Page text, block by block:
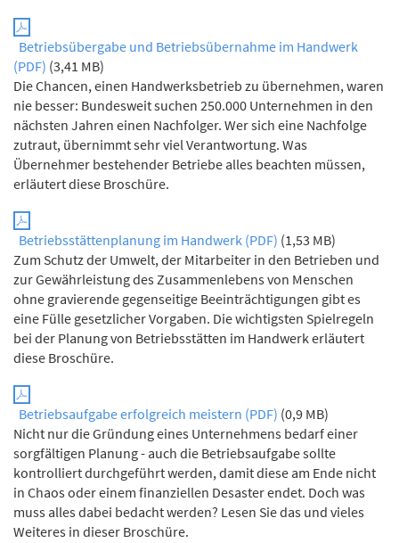
Betriebsübergabe und Betriebsübernahme im Handwerk
(PDF) (3,41 MB)
Die Chancen, einen Handwerksbetrieb zu übernehmen, waren
nie besser: Bundesweit suchen 250.000 Unternehmen in den
nächsten Jahren einen Nachfolger. Wer sich eine Nachfolge
zutraut, übernimmt sehr viel Verantwortung. Was
Übernehmer bestehender Betriebe alles beachten müssen,
erläutert diese Broschüre.
Betriebsstättenplanung im Handwerk (PDF) (1,53 MB)
Zum Schutz der Umwelt, der Mitarbeiter in den Betrieben und
zur Gewährleistung des Zusammenlebens von Menschen
ohne gravierende gegenseitige Beeinträchtigungen gibt es
eine Fülle gesetzlicher Vorgaben. Die wichtigsten Spielregeln
bei der Planung von Betriebsstätten im Handwerk erläutert
diese Broschüre.
Betriebsaufgabe erfolgreich meistern (PDF) (0,9 MB)
Nicht nur die Gründung eines Unternehmens bedarf einer
sorgfältigen Planung - auch die Betriebsaufgabe sollte
kontrolliert durchgeführt werden, damit diese am Ende nicht
in Chaos oder einem finanziellen Desaster endet. Doch was
muss alles dabei bedacht werden? Lesen Sie das und vieles
Weiteres in dieser Broschüre.